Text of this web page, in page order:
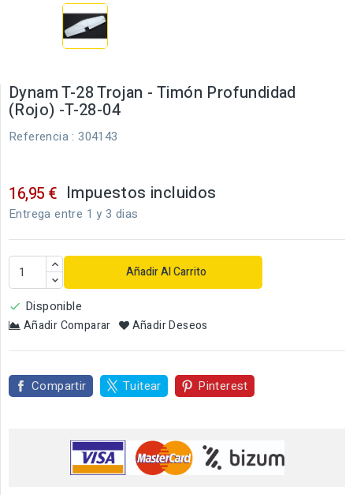
Dynam T-28 Trojan - Timón Profundidad
(Rojo) -T-28-04
Referencia : 304143
16,95 € Impuestos incluidos
Entrega entre 1 y 3 dias
Añadir Al Carrito
 Disponible
Añadir Comparar Añadir Deseos
Compartir Tuitear Pinterest